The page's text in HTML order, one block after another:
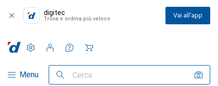
digitec
Trova e ordina più veloce Vai all'app
Categoria Navigazione
Menu Cerca
Impostazioni
Conto cliente
Liste di confronto
Liste dei desideri
Carrello